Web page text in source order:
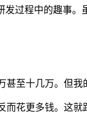
过程中的趣事
至十几万。但我
花更多钱。这